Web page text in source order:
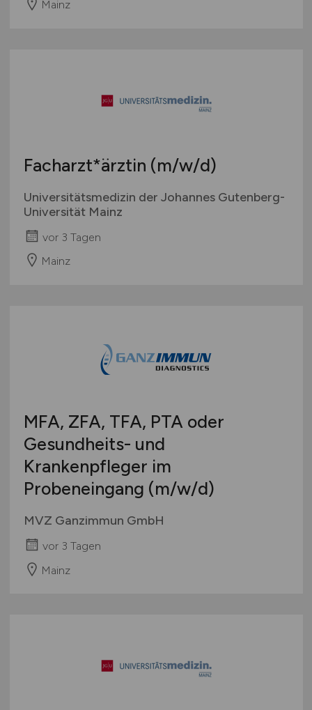
Mainz
Facharzt*ärztin (m/w/d)
Universitätsmedizin der Johannes Gutenberg-
Universität Mainz
vor 3 Tagen
Mainz
MFA, ZFA, TFA, PTA oder
Gesundheits- und
Krankenpfleger im
Probeneingang (m/w/d)
MVZ Ganzimmun GmbH
vor 3 Tagen
Mainz